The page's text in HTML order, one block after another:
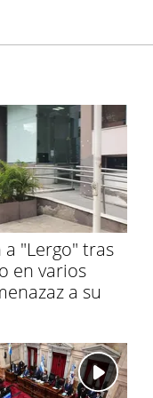
"Lergo" tras
en varios
a su